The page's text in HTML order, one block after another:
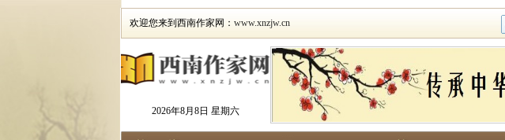
欢迎您来到西南作家网： www.xnzjw.cn
2026年8月8日 星期六